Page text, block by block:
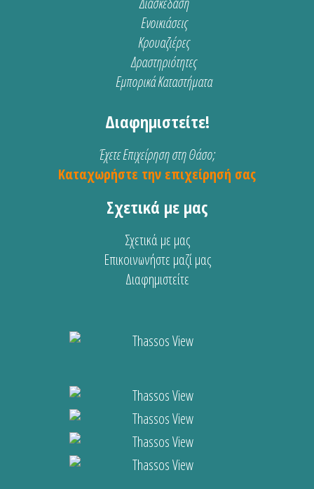
Ενοικιάσεις
Κρουαζιέρες
Δραστηριότητες
Εμπορικά Καταστήματα
Διαφημιστείτε!
Έχετε Επιχείρηση στη Θάσο;
Καταχωρήστε την επιχείρησή σας
Σχετικά με μας
Σχετικά με μας
Επικοινωνήστε μαζί μας
Διαφημιστείτε